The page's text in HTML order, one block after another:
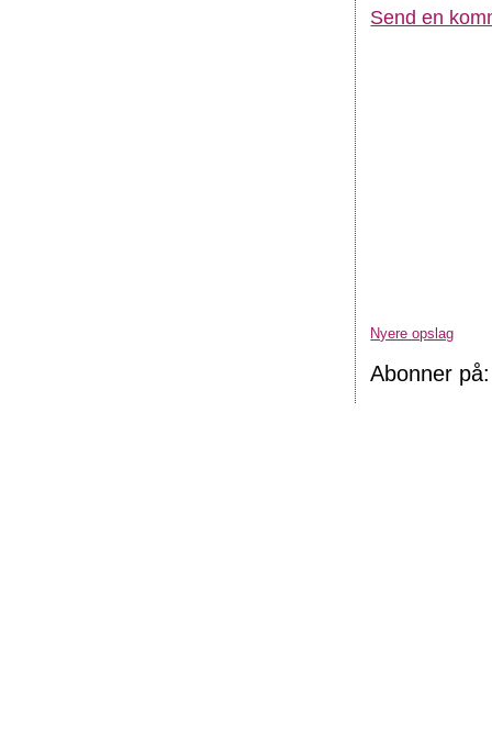
Send en
Nyere opslag
Abonner